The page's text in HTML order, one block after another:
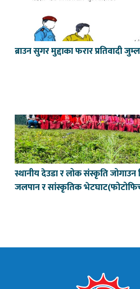
ब्राउन सुगर मुद्दाका फरार प्रतिवादी
स्थानीय देउडा र लोक संस्कृति जोगाउन
जलपान र सांस्कृतिक